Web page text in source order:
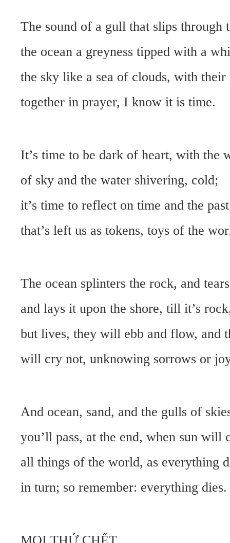
The sound of a gull that slips through
the ocean a greyness tipped with a
the sky like a sea of clouds, with their
together in prayer, I know it is time.
It’s time to be dark of heart, with the
of sky and the water shivering, cold;
it’s time to reflect on time and the past
that’s left us as tokens, toys of the
The ocean splinters the rock, and
and lays it upon the shore, till it’s
but lives, they will ebb and flow, and
will cry not, unknowing sorrows or
And ocean, sand, and the gulls of
you’ll pass, at the end, when sun will
all things of the world, as everything
in turn; so remember: everything dies.